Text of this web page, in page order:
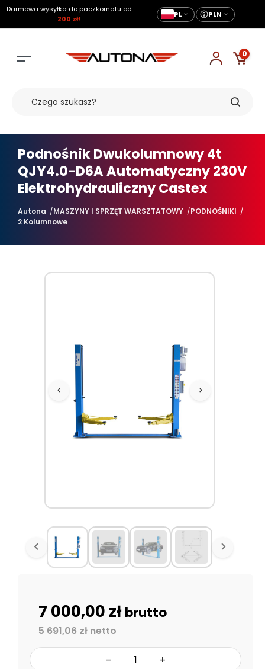
Darmowa wysyłka do paczkomatu od
200 zł!
PL PLN
0
Podnośnik Dwukolumnowy 4t
QJY4.0-D6A Automatyczny 230V
Elektrohydrauliczny Castex
Autona MASZYNY I SPRZĘT WARSZTATOWY
PODNOŚNIKI
2 Kolumnowe
7 000,00 złbrutto
5 691,06 zł netto
- +